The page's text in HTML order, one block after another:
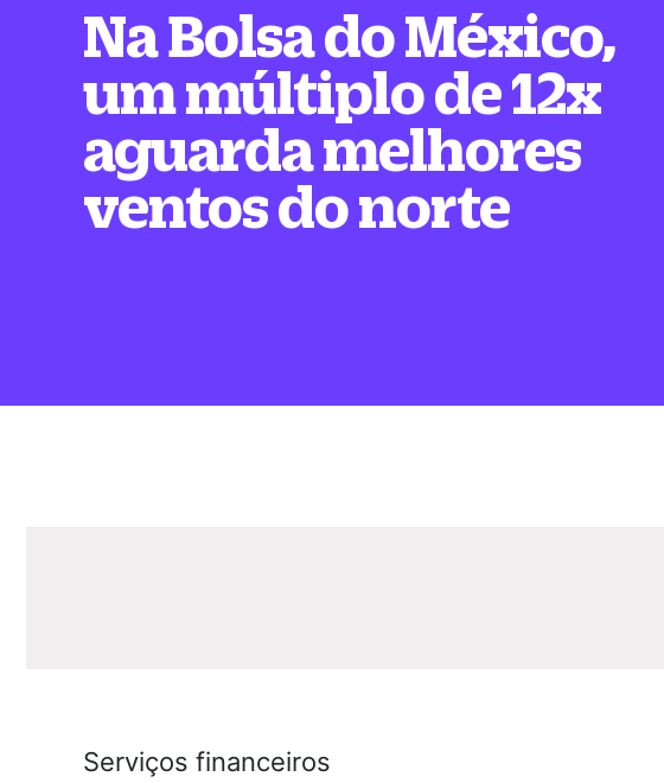
Na Bolsa do México,
um múltiplo de 12x
aguarda melhores
ventos do norte
Serviços financeiros